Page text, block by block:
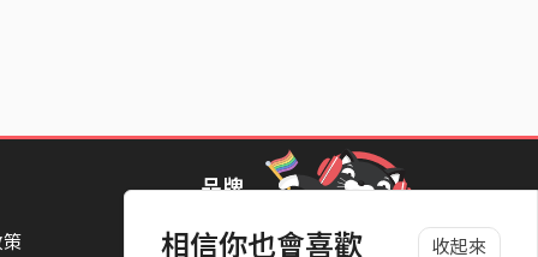
相信你也會喜歡 收起來
策
品牌
StreetVoice Awards 街聲音樂獎